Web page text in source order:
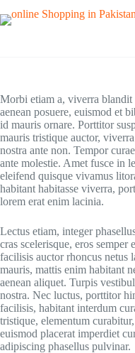
Morbi etiam a, viverra blandit
aenean posuere, euismod et
id mauris ornare. Porttitor
mauris tristique auctor,
nostra ante non. Tempor
ante molestie. Amet fusce in
eleifend quisque vivamus
habitant habitasse viverra,
lorem erat enim lacinia.
Lectus etiam, integer
cras scelerisque, eros
facilisis auctor rhoncus netus
mauris, mattis enim habitant
aenean aliquet. Turpis
nostra. Nec luctus, porttitor
facilisis, habitant interdum
tristique, elementum
euismod placerat imperdiet
adipiscing phasellus pulvinar.